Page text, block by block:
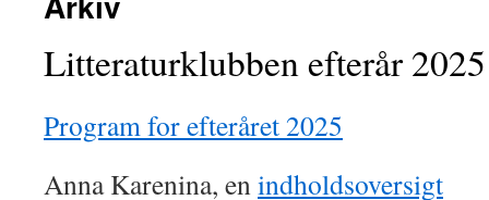
Litteraturklubben efterår 2025
Program for efteråret 2025
Anna Karenina, enindholdsoversigt